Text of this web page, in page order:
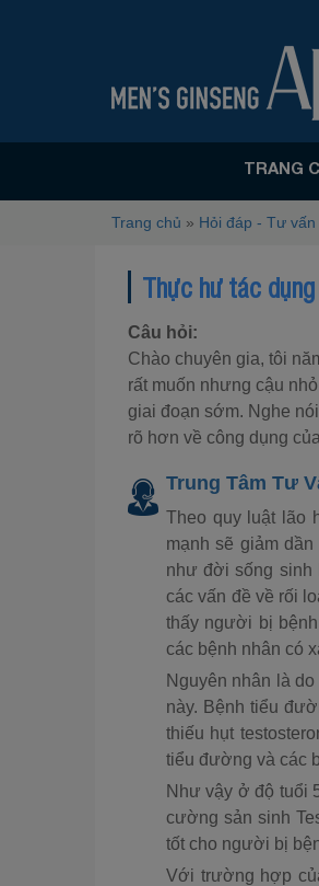
TRANG
Trang chủ » Hỏi đáp - Tư vấn
Thực hư tác
Câu hỏi:
Chào chuyên gia, tôi
rất muốn nhưng cậu
giai đoạn sớm. Nghe
rõ hơn về công dụng
Trung Tâm Tư
Theo quy luật lão
mạnh sẽ giảm
như đời sống sinh
các vấn đề về rối
thấy người bị
các bệnh nhân có
Nguyên nhân là
này. Bệnh tiểu
thiếu hụt
tiểu đường và các
Như vậy ở độ tuổi
cường sản sinh
tốt cho người bị
Với trường hợp